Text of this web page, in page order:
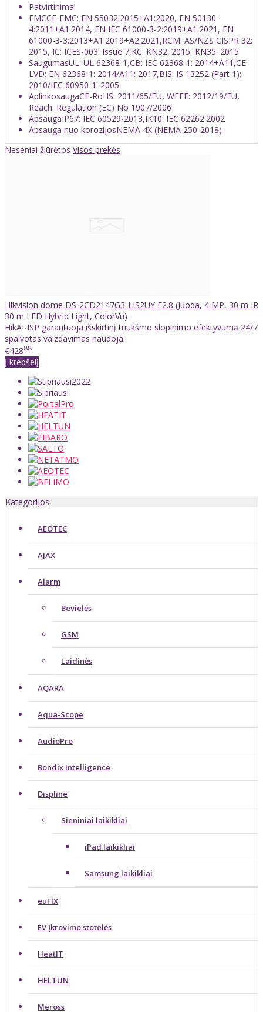
Patvirtinimai
EMCCE-EMC: EN 55032:2015+A1:2020, EN 50130-
4:2011+A1:2014, EN IEC 61000-3-2:2019+A1:2021, EN
61000-3-3:2013+A1:2019+A2:2021,RCM: AS/NZS CISPR 32:
2015, IC: ICES-003: Issue 7,KC: KN32: 2015, KN35: 2015
SaugumasUL: UL 62368-1,CB: IEC 62368-1: 2014+A11,CE-
LVD: EN 62368-1: 2014/A11: 2017,BIS: IS 13252 (Part 1):
2010/IEC 60950-1: 2005
AplinkosaugaCE-RoHS: 2011/65/EU, WEEE: 2012/19/EU,
Reach: Regulation (EC) No 1907/2006
ApsaugaIP67: IEC 60529-2013,IK10: IEC 62262:2002
Apsauga nuo korozijosNEMA 4X (NEMA 250-2018)
Neseniai žiūrėtos Visos prekės
Hikvision dome DS-2CD2147G3-LIS2UY F2.8 (Juoda, 4 MP, 30 m IR
30 m LED Hybrid Light, ColorVu)
HikAI-ISP garantuoja išskirtinį triukšmo slopinimo efektyvumą 24/7
spalvotas vaizdavimas naudoja..
€42888
Į krepšelį
Kategorijos
AEOTEC
AJAX
Alarm
Bevielės
GSM
Laidinės
AQARA
Aqua-Scope
AudioPro
Bondix Intelligence
Displine
Sieniniai laikikliai
iPad laikikliai
Samsung laikikliai
euFIX
EV Įkrovimo stotelės
HeatIT
HELTUN
Meross